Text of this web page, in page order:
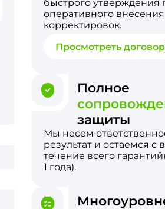
быстрого утверждения
оперативного внесения
корректировок.
Просмотреть договор
Полное
защиты
Мы несем
результат и остаемся с
течение всего
1 года).